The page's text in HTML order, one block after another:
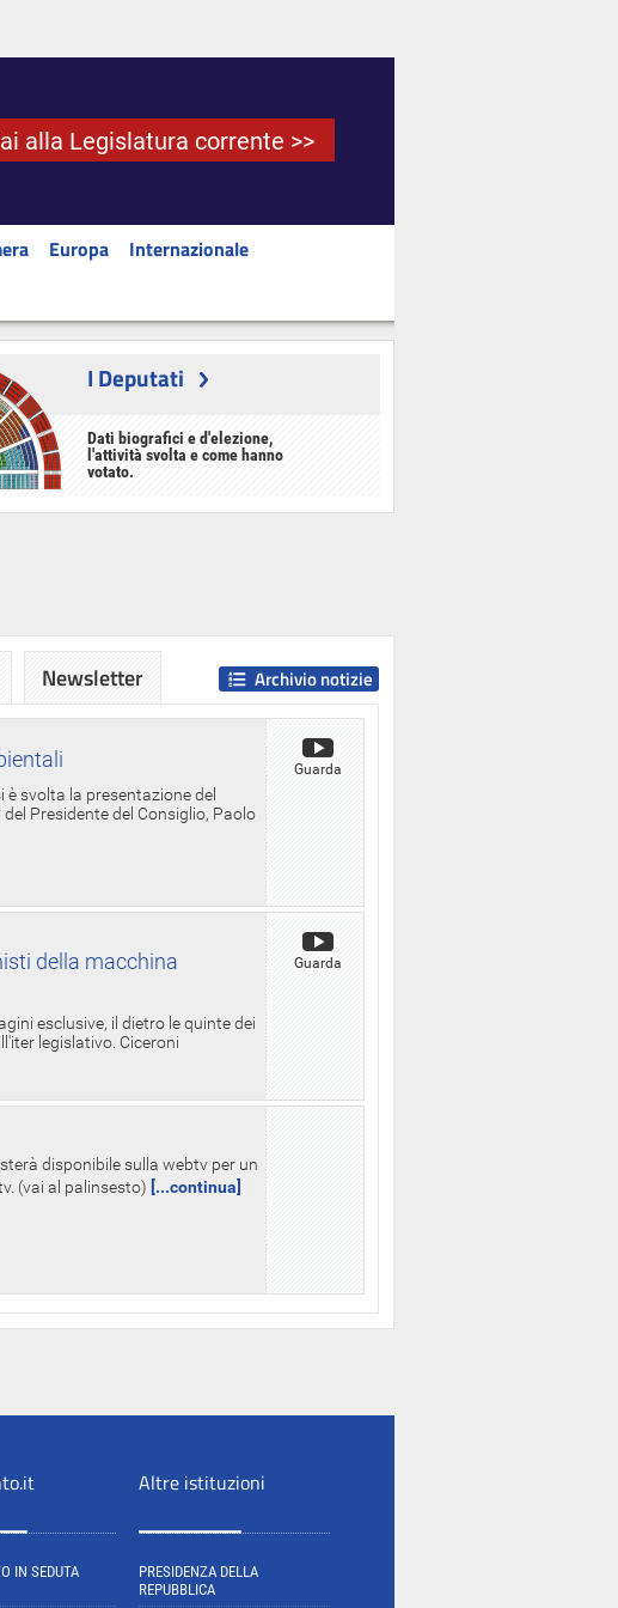
alla Legislatura corrente >>
Europa
Internazionale
I Deputati
Dati biografici e d'elezione,
l'attività svolta e come hanno
votato.
svolta la presentazione del
Presidente del Consiglio, Paolo
Guarda
della macchina
esclusive, il dietro le quinte dei
legislativo. Ciceroni
Guarda
disponibile sulla webtv per un
(vai al palinsesto) [...continua]
Archivio notizie
Newsletter
IN SEDUTA
Altre istituzioni
PRESIDENZA DELLA
REPUBBLICA